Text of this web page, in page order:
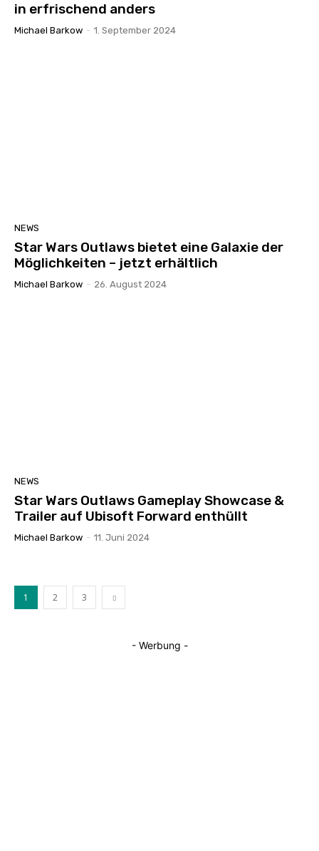
in erfrischend anders
Michael Barkow - 1. September 2024
NEWS
Star Wars Outlaws bietet eine Galaxie der
Möglichkeiten – jetzt erhältlich
Michael Barkow - 26. August 2024
NEWS
Star Wars Outlaws Gameplay Showcase &
Trailer auf Ubisoft Forward enthüllt
Michael Barkow - 11. Juni 2024
1 2 3
- Werbung -